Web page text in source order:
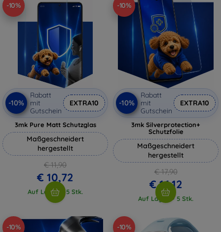
-10%
-10%
Rabatt
mit
Gutschein
EXTRA10
3mk Pure Matt Schutzglas
Maßgeschneidert
hergestellt
€ 11,90
€ 10,72
Auf Lager > 5 Stk.
-10%
-10%
Rabatt
mit
Gutschein
EXTRA10
3mk Silverprotection+
Schutzfolie
Maßgeschneidert
hergestellt
€ 17,90
€ 16,12
Auf Lager > 5 Stk.
-10% -10%